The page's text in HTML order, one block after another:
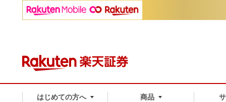
はじめての方へ 商品